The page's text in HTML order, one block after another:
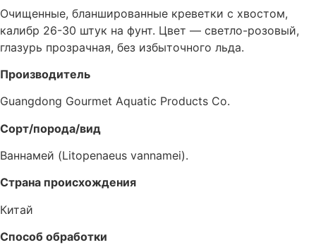
Очищенные, бланшированные креветки с хвостом,
калибр 26-30 штук на фунт. Цвет — светло-розовый,
глазурь прозрачная, без избыточного льда.
Производитель
Guangdong Gourmet Aquatic Products Co.
Сорт/порода/вид
Ваннамей (Litopenaeus vannamei).
Страна происхождения
Китай
Способ обработки